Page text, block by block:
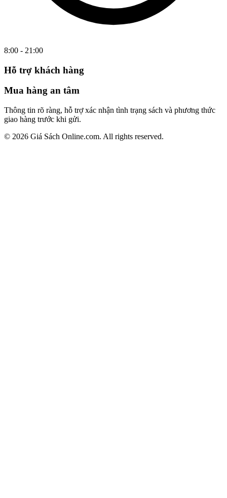
8:00 - 21:00
Hỗ trợ khách hàng
Mua hàng an tâm
Thông tin rõ ràng, hỗ trợ xác nhận tình trạng sách và phương thức
giao hàng trước khi gửi.
© 2026 Giá Sách Online.com. All rights reserved.